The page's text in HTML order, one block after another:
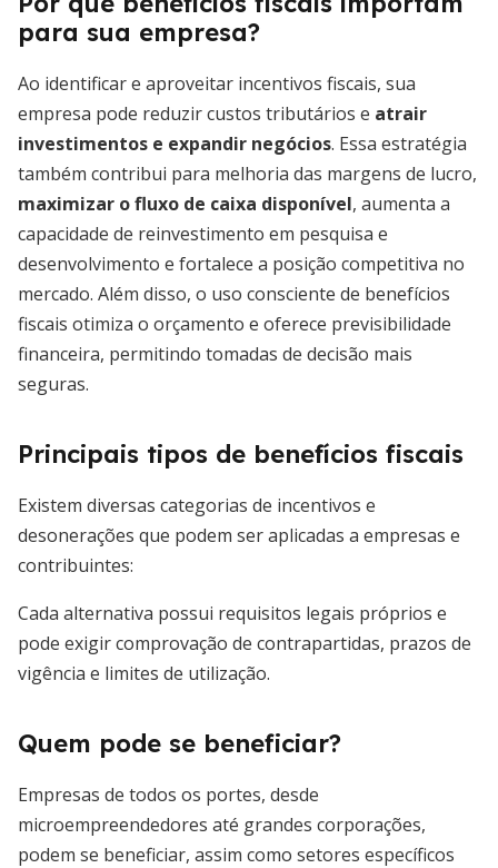
para sua empresa?
Ao identificar e aproveitar incentivos fiscais, sua
empresa pode reduzir custos tributários e atrair
investimentos e expandir negócios. Essa estratégia
também contribui para melhoria das margens de lucro,
maximizar o fluxo de caixa disponível, aumenta a
capacidade de reinvestimento em pesquisa e
desenvolvimento e fortalece a posição competitiva no
mercado. Além disso, o uso consciente de benefícios
fiscais otimiza o orçamento e oferece previsibilidade
financeira, permitindo tomadas de decisão mais
seguras.
Principais tipos de benefícios fiscais
Existem diversas categorias de incentivos e
desonerações que podem ser aplicadas a empresas e
contribuintes:
Cada alternativa possui requisitos legais próprios e
pode exigir comprovação de contrapartidas, prazos de
vigência e limites de utilização.
Quem pode se beneficiar?
Empresas de todos os portes, desde
microempreendedores até grandes corporações,
podem se beneficiar, assim como setores específicos